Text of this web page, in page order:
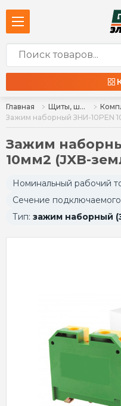
Главная Щиты, шкафы, корпуса и изделия к ним
Зажим наборный ЗНИ-10PEN
Зажим
10мм2 (JXB-
Номинальный рабочий
Сечение
Тип: зажим наборный